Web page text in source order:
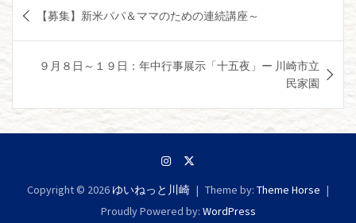
稿
ゲ
ー
ョ
【募集】新米パパ＆ママのための連続講座～
９月８日～１９日：年中行事展示「十五夜」ー 川崎市立
民家園
Copyright © 2026 ゆいねっと川崎 Theme by: Theme Horse
Proudly Powered by: WordPress